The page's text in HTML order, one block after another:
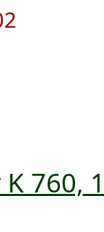
K 760,